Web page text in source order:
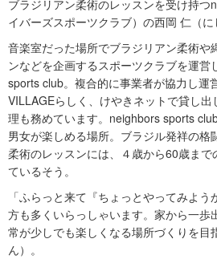
ブラジリアン柔術のレッスンを受け持
イバーズスポーツクラブ）の西岡 仁（に
音楽室だった場所でブラジリアン柔術や
ンなどを企画するスポーツクラブを運
sports club。複合的に事業者が協力し運
VILLAGEらしく、けやきネットで貸し
理も務めています。neighbors sports
男女が楽しめる場所。ブラジル発祥の格
柔術のレッスンには、４歳から60歳まで
ているそう。
「ふらっと来て『ちょっとやってみよ
方も多くいらっしゃいます。家から一歩
常が少しでも楽しくなる場所づくりを目
ん）。